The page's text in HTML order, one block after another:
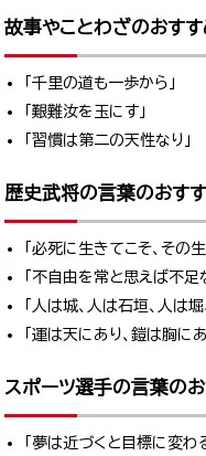
故事やことわざのおすす
「千里の道も一歩から」
「艱難汝を玉にす」
「習慣は第二の天性なり」
歴史武将の言葉のおす
「必死に生きてこそ、その
「不自由を常と思えば不足
「人は城、人は石垣、人は
「運は天にあり、鎧は胸に
スポーツ選手の言葉のお
「夢は近づくと目標に変わ